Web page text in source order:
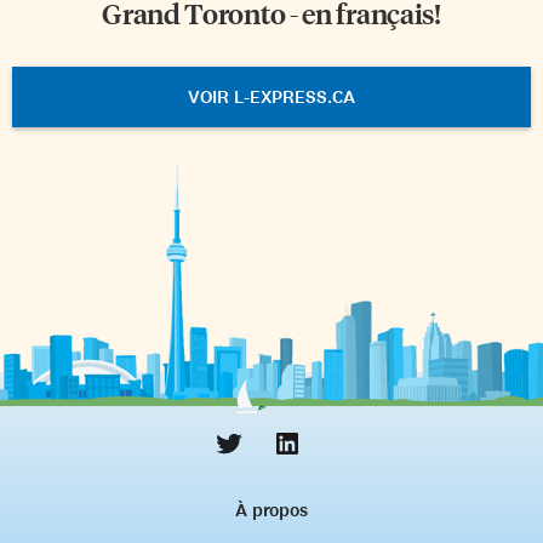
Grand Toronto - en français!
VOIR L-EXPRESS.CA
À propos